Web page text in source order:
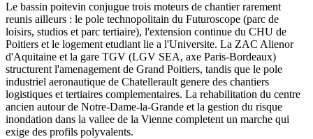
Le bassin poitevin conjugue trois moteurs de chantier rarement
reunis ailleurs : le pole technopolitain du Futuroscope (parc de
loisirs, studios et parc tertiaire), l'extension continue du CHU de
Poitiers et le logement etudiant lie a l'Universite. La ZAC Alienor
d'Aquitaine et la gare TGV (LGV SEA, axe Paris-Bordeaux)
structurent l'amenagement de Grand Poitiers, tandis que le pole
industriel aeronautique de Chatellerault genere des chantiers
logistiques et tertiaires complementaires. La rehabilitation du centre
ancien autour de Notre-Dame-la-Grande et la gestion du risque
inondation dans la vallee de la Vienne completent un marche qui
exige des profils polyvalents.